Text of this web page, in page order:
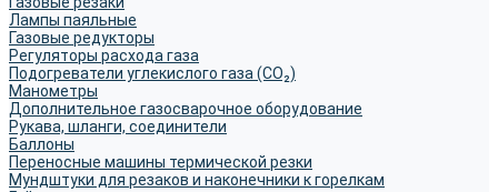
Лампы паяльные
Газовые редукторы
Регуляторы расхода газа
Подогреватели углекислого газа (CO₂)
Манометры
Дополнительное газосварочное оборудование
Рукава, шланги, соединители
Баллоны
Переносные машины термической резки
Мундштуки для резаков и наконечники к горелкам